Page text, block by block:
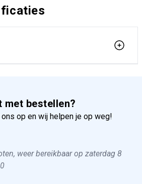
met bestellen?
op en wij helpen je op weg!
weer bereikbaar op zaterdag 8